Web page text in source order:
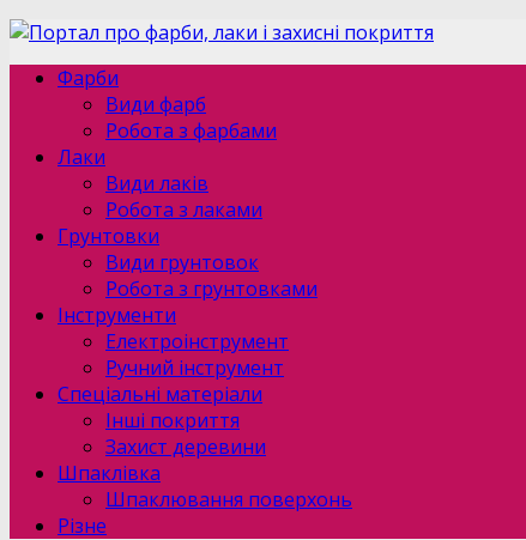
Фарби
Види фарб
Робота з фарбами
Лаки
Види лаків
Робота з лаками
Грунтовки
Види грунтовок
Робота з грунтовками
Інструменти
Електроінструмент
Ручний інструмент
Спеціальні матеріали
Інші покриття
Захист деревини
Шпаклівка
Шпаклювання поверхонь
Різне